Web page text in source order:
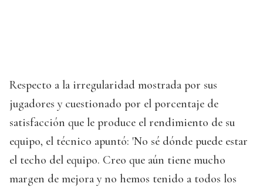
Respecto a la irregularidad mostrada por sus
jugadores y cuestionado por el porcentaje de
satisfacción que le produce el rendimiento de su
equipo, el técnico apuntó: 'No sé dónde puede estar
el techo del equipo. Creo que aún tiene mucho
margen de mejora y no hemos tenido a todos los